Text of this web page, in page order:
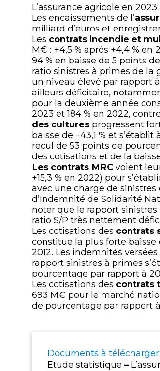
L’assurance agricole en 2023
Les encaissements de l’
milliard d’euros et
Les contrats incendie et
M€ : +4,5 % après +4,4 %
94 % en baisse de 5 points
ratio sinistres à primes de la
un niveau élevé par rapport
ailleurs déficitaire,
pour la deuxième année
2023 et 184 % en 2022,
des cultures progressent
baisse de −43,1 % et
recul de 53 points de
des cotisations et de la
Les contrats MRC voient
+15,3 % en 2022) pour
avec une charge de
d’Indemnité de Solidarité
noter que le rapport sinistres
ratio S/P très nettement
Les cotisations des contrats
constitue la plus forte
2012. Les indemnités
rapport sinistres à primes
pourcentage par rapport à
Les cotisations des contrats
693 M€ pour le marché
de pourcentage par rapport
Documents à télécharger
Etude statistique –